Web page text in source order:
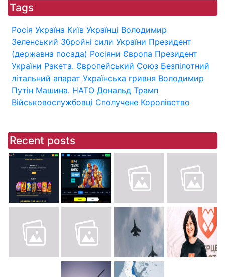
Tags
Росія Україна Київ Українці Володимир
Зеленський Збройні сили України Президент
(державна посада) Росіяни Європа Президент
України Ракета. Європейський Союз Безпілотний
літальний апарат Українська гривня Володимир
Путін Машина. НАТО Дональд Трамп
Військовослужбовці Сполучене Королівство
Recent posts